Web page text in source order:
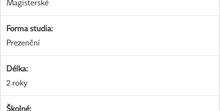
Magisterské
Forma studia:
Prezenční
Délka:
2 roky
Školné: